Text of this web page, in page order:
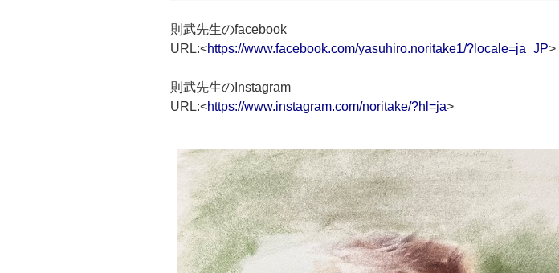
則武先生のfacebook
URL:<https://www.facebook.com/yasuhiro.noritake1/?locale=ja_JP>
則武先生のInstagram
URL:<https://www.instagram.com/noritake/?hl=ja>